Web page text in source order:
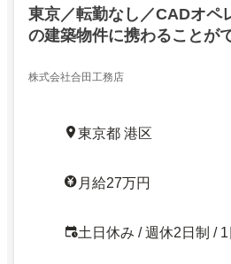
東京／転勤なし／CADオペ
の建築物件に携わることが
株式会社合田工務店
東京都 港区
月給27万円
土日休み / 週休2日制 /